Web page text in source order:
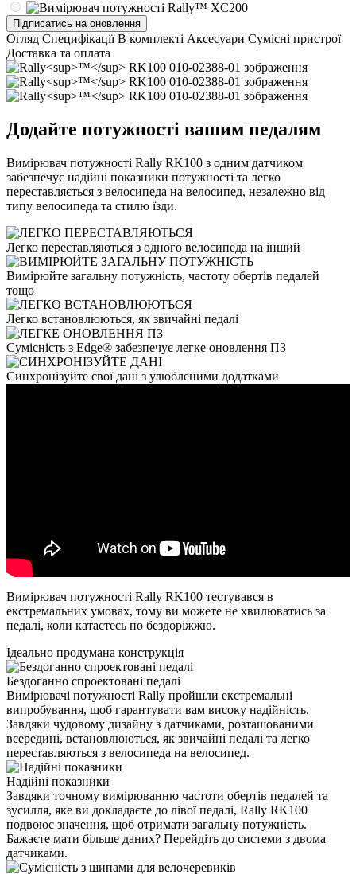
Підписатись на оновлення
Огляд Специфікації В комплекті Аксесуари Сумісні пристрої
Доставка та оплата
Додайте потужності вашим педалям
Вимірювач потужності Rally RK100 з одним датчиком
забезпечує надійні показники потужності та легко
переставляється з велосипеда на велосипед, незалежно від
типу велосипеда та стилю їзди.
Легко переставляються з одного велосипеда на інший
Вимірюйте загальну потужність, частоту обертів педалей
тощо
Легко встановлюються, як звичайні педалі
Сумісність з Edge® забезпечує легке оновлення ПЗ
Синхронізуйте свої дані з улюбленими додатками
Вимірювач потужності Rally RK100 тестувався в
екстремальних умовах, тому ви можете не хвилюватись за
педалі, коли катаєтесь по бездоріжжю.
Ідеально продумана конструкція
Бездоганно спроектовані педалі
Вимірювачі потужності Rally пройшли екстремальні
випробування, щоб гарантувати вам високу надійність.
Завдяки чудовому дизайну з датчиками, розташованими
всередині, встановлюються, як звичайні педалі та легко
переставляються з велосипеда на велосипед.
Надійні показники
Завдяки точному вимірюванню частоти обертів педалей та
зусилля, яке ви докладаєте до лівої педалі, Rally RK100
подвоює значення, щоб отримати загальну потужність.
Бажаєте мати більше даних? Перейдіть до системи з двома
датчиками.